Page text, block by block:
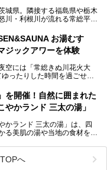
城県。隣接する福島県や栃木
川・利根川が流れる常総平野
漁港が並ぶ東部の太平洋岸
を見られるのが魅力です。
スーパー銭湯をご紹介しま
お湯むす
ジックアワーを体験
空には「常総きぬ川花火大
ったりした時間を過ごせる
お湯むすび」がオープンし
は、関東最大級となる合計
高濃度炭酸泉を満喫でき、
を開催！自然に囲まれた
かランド 三太の湯」
かランド 三太の湯」は、四
美肌の湯や当地の食材を使
より多くの人に絶景入浴を
祭」をはじめ、さまざまなサ
へ